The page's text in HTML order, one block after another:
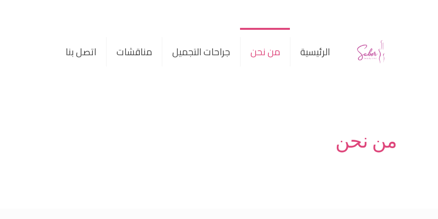
الرئيسية من نحن جراحات التجميل مناقشات اتصل بنا
من نحن